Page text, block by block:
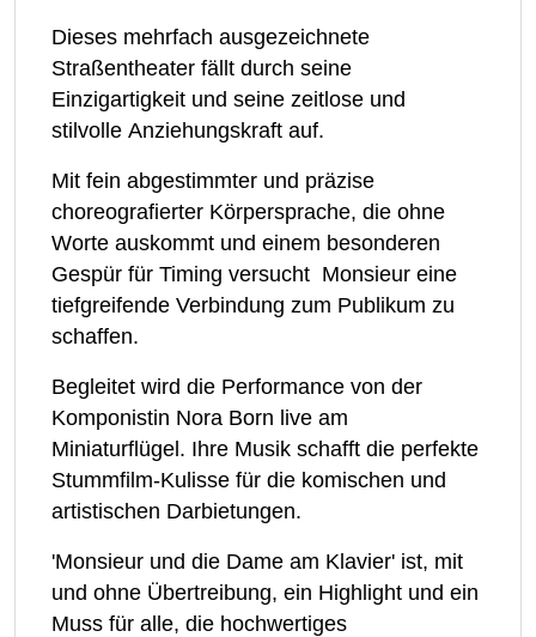
Dieses mehrfach ausgezeichnete
Straßentheater fällt durch seine
Einzigartigkeit und seine zeitlose und
stilvolle Anziehungskraft auf.
Mit fein abgestimmter und präzise
choreografierter Körpersprache, die ohne
Worte auskommt und einem besonderen
Gespür für Timing versucht Monsieur eine
tiefgreifende Verbindung zum Publikum zu
schaffen.
Begleitet wird die Performance von der
Komponistin Nora Born live am
Miniaturflügel. Ihre Musik schafft die perfekte
Stummfilm-Kulisse für die komischen und
artistischen Darbietungen.
'Monsieur und die Dame am Klavier' ist, mit
und ohne Übertreibung, ein Highlight und ein
Muss für alle, die hochwertiges